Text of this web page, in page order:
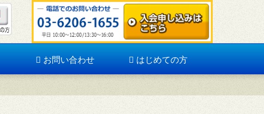
お問い合わせ はじめての方